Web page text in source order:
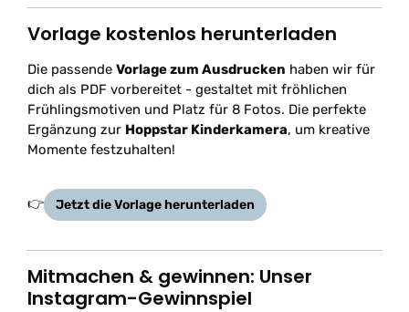
Vorlage kostenlos herunterladen
Die passende Vorlage zum Ausdrucken haben wir für
dich als PDF vorbereitet - gestaltet mit fröhlichen
Frühlingsmotiven und Platz für 8 Fotos. Die perfekte
Ergänzung zur Hoppstar Kinderkamera, um kreative
Momente festzuhalten!
👉 Jetzt die Vorlage herunterladen
Mitmachen & gewinnen: Unser
Instagram-Gewinnspiel